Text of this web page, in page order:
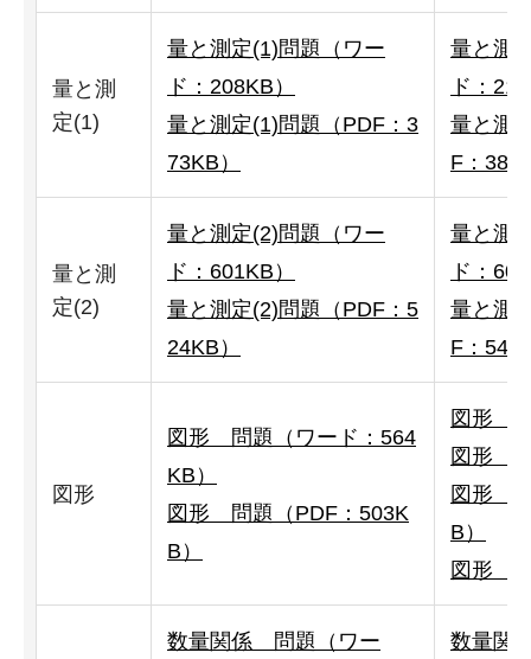
量と測
定(1)
量と測定(1)問題（ワー
ド：208KB）
量と測定(1)問題（PDF：3
73KB）
量と測
ド：
量と測
F：
量と測
定(2)
量と測定(2)問題（ワー
ド：601KB）
量と測定(2)問題（PDF：5
24KB）
量と測
ド：
量と測
F：
図形
図形 問題（ワード：564
KB）
図形 問題（PDF：503K
B）
図形
図形
図形
B）
図形
数量関係 問題（ワー 数量関